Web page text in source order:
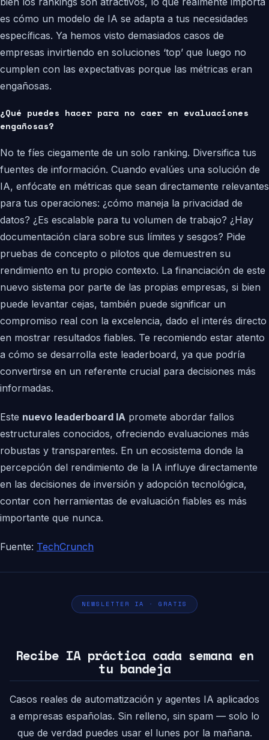
es cómo un modelo de IA se adapta a tus necesidades
específicas. Ya hemos visto demasiados casos de
empresas invirtiendo en soluciones ‘top’ que luego no
cumplen con las expectativas porque las métricas eran
engañosas.
¿Qué puedes hacer para no caer en evaluaciones
engañosas?
No te fíes ciegamente de un solo ranking. Diversifica tus
fuentes de información. Cuando evalúes una solución de
IA, enfócate en métricas que sean directamente relevantes
para tus operaciones: ¿cómo maneja la privacidad de
datos? ¿Es escalable para tu volumen de trabajo? ¿Hay
documentación clara sobre sus límites y sesgos? Pide
pruebas de concepto o pilotos que demuestren su
rendimiento en tu propio contexto. La financiación de este
nuevo sistema por parte de las propias empresas, si bien
puede levantar cejas, también puede significar un
compromiso real con la excelencia, dado el interés directo
en mostrar resultados fiables. Te recomiendo estar atento
a cómo se desarrolla este leaderboard, ya que podría
convertirse en un referente crucial para decisiones más
informadas.
Este nuevo leaderboard IA promete abordar fallos
estructurales conocidos, ofreciendo evaluaciones más
robustas y transparentes. En un ecosistema donde la
percepción del rendimiento de la IA influye directamente
en las decisiones de inversión y adopción tecnológica,
contar con herramientas de evaluación fiables es más
importante que nunca.
Fuente: TechCrunch
NEWSLETTER IA · GRATIS
Recibe IA práctica cada semana en
tu bandeja
Casos reales de automatización y agentes IA aplicados
a empresas españolas. Sin relleno, sin spam — solo lo
que de verdad puedes usar el lunes por la mañana.